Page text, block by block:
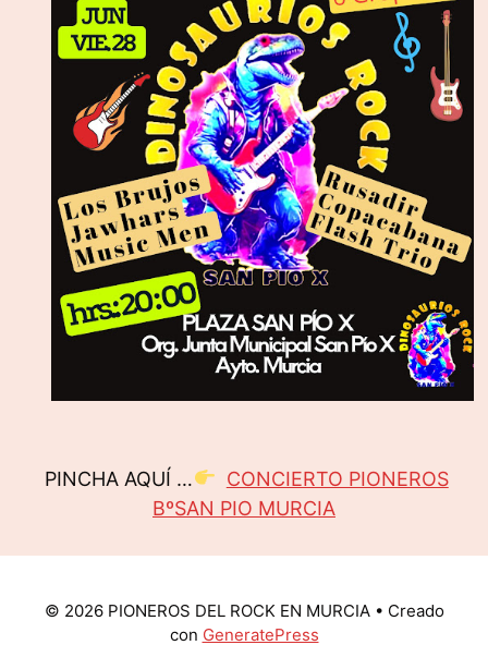
PINCHA AQUÍ …
CONCIERTO PIONEROS
BºSAN PIO MURCIA
© 2026 PIONEROS DEL ROCK EN MURCIA• Creado
con GeneratePress